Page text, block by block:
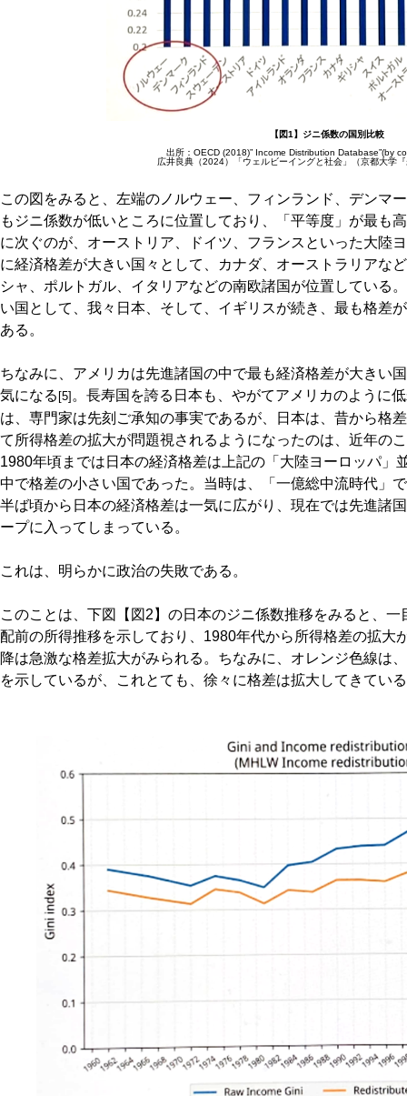
【図1】ジニ係数の国別比較
出所：OECD (2018)” Income Distribution Database”(by
広井良典（2024）「ウェルビーイングと社会」（京都大学『
この図をみると、左端のノルウェー、フィンランド、デンマ
もジニ係数が低いところに位置しており、「平等度」が最も
に次ぐのが、オーストリア、ドイツ、フランスといった大陸
に経済格差が大きい国々として、カナダ、オーストラリアな
シャ、ポルトガル、イタリアなどの南欧諸国が位置している
い国として、我々日本、そして、イギリスが続き、最も格差
ある。
ちなみに、アメリカは先進諸国の中で最も経済格差が大きい
気になる [5] 。長寿国を誇る日本も、やがてアメリカのように
は、専門家は先刻ご承知の事実であるが、日本は、昔から格
て所得格差の拡大が問題視されるようになったのは、近年の
1980年頃までは日本の経済格差は上記の「大陸ヨーロッパ」
中で格差の小さい国であった。当時は、「一億総中流時代」
半ば頃から日本の経済格差は一気に広がり、現在では先進諸
ープに入ってしまっている。
これは、明らかに政治の失敗である。
このことは、下図【図2】の日本のジニ係数推移をみると、
配前の所得推移を示しており、1980年代から所得格差の拡大
降は急激な格差拡大がみられる。ちなみに、オレンジ色線は
を示しているが、これとても、徐々に格差は拡大してきてい